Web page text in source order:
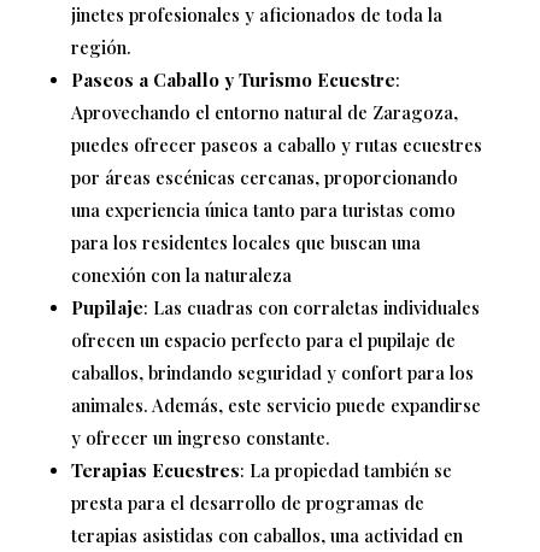
jinetes profesionales y aficionados de toda la
región.
Paseos a Caballo y Turismo Ecuestre:
Aprovechando el entorno natural de Zaragoza,
puedes ofrecer paseos a caballo y rutas ecuestres
por áreas escénicas cercanas, proporcionando
una experiencia única tanto para turistas como
para los residentes locales que buscan una
conexión con la naturaleza
Pupilaje: Las cuadras con corraletas individuales
ofrecen un espacio perfecto para el pupilaje de
caballos, brindando seguridad y confort para los
animales. Además, este servicio puede expandirse
y ofrecer un ingreso constante.
Terapias Ecuestres: La propiedad también se
presta para el desarrollo de programas de
terapias asistidas con caballos, una actividad en